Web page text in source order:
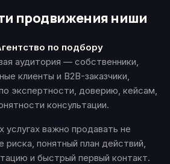
продвижения ниши
по подбору
аудитория — собственники,
клиенты и B2B-заказчики,
экспертности, доверию, кейсам,
консультации.
услугах важно продавать не
риска, понятный план действий,
и быстрый первый контакт.